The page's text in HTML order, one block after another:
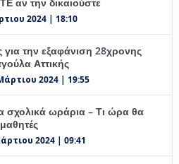
2024 | 18:10
για την εξαφάνιση 28χρονης
Αττικής
2024 | 19:55
σχολικά ωράρια – Τι ώρα θα
2024 | 09:41